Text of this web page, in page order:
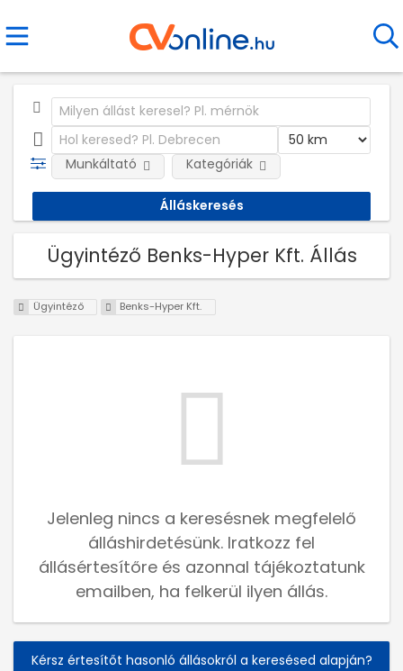
Munkáltató Kategóriák
Ügyintéző Benks-Hyper Kft. Állás
Ügyintéző Benks-Hyper Kft.
Jelenleg nincs a keresésnek megfelelő
álláshirdetésünk. Iratkozz fel
állásértesítőre és azonnal tájékoztatunk
emailben, ha felkerül ilyen állás.
Kérsz értesítőt hasonló állásokról a keresésed alapján?